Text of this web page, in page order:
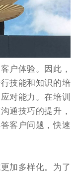
户体验。因此，
技能和知识的培
对能力。在培训
通技巧的提升，
客户问题，快速
加多样化。为了